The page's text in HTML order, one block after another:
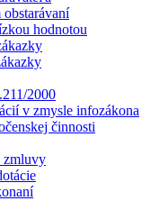
obstarávaní
hodnotou
2000
v zmysle infozákona
činnosti
zmluvy